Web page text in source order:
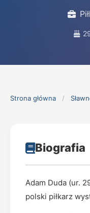
Strona główna /
Biografia
Adam Duda (ur.
polski piłkarz